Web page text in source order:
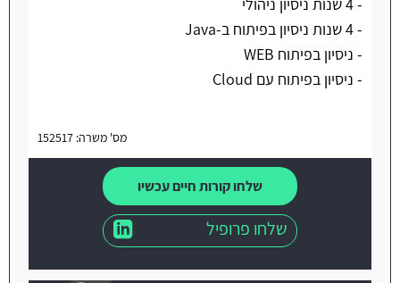
- 4 שנות ניסיון בפיתוח ב-Java
- ניסיון בפיתוח WEB
- ניסיון בפיתוח עם Cloud
מס' משרה: 152517
שלחו קורות חיים עכשיו
שלחו פרופיל